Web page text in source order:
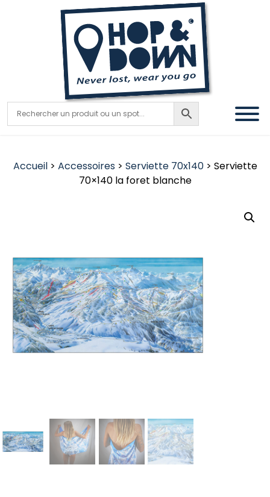
Accueil> Accessoires> Serviette 70x140> Serviette
70×140 la foret blanche